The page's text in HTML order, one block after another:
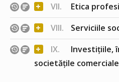
+ VII. Etica
+ VIII. Serviciile
+ IX.
Investițiile,
societățile comerciale